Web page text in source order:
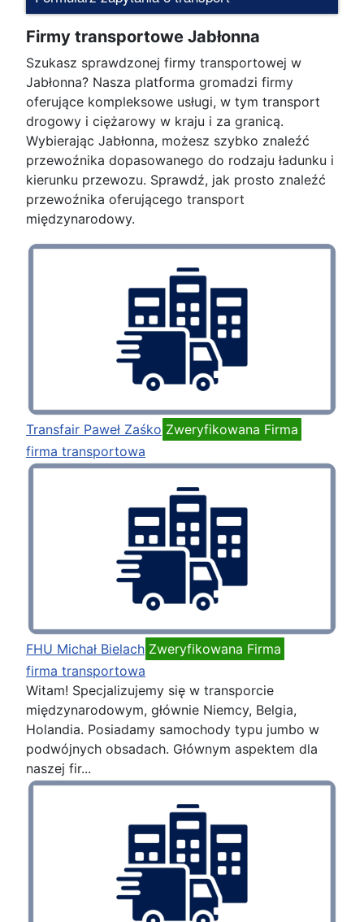
Firmy transportowe Jabłonna
Szukasz sprawdzonej firmy transportowej w
Jabłonna? Nasza platforma gromadzi firmy
oferujące kompleksowe usługi, w tym transport
drogowy i ciężarowy w kraju i za granicą.
Wybierając Jabłonna, możesz szybko znaleźć
przewoźnika dopasowanego do rodzaju ładunku i
kierunku przewozu. Sprawdź, jak prosto znaleźć
przewoźnika oferującego transport
międzynarodowy.
Transfair Paweł Zaśko Zweryfikowana Firma
firma transportowa
FHU Michał Bielach Zweryfikowana Firma
firma transportowa
Witam! Specjalizujemy się w transporcie
międzynarodowym, głównie Niemcy, Belgia,
Holandia. Posiadamy samochody typu jumbo w
podwójnych obsadach. Głównym aspektem dla
naszej fir...